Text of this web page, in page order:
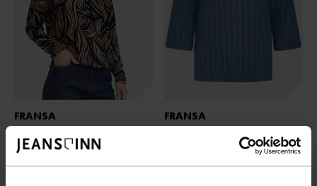
FRANSA
€ 26,21 € 34,95
FRANSA